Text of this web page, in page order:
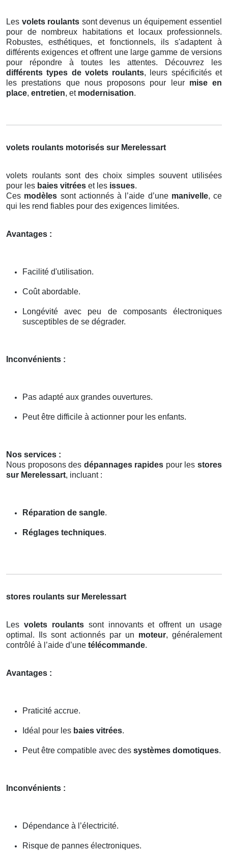
Les volets roulants sont devenus un équipement essentiel
pour de nombreux habitations et locaux professionnels.
Robustes, esthétiques, et fonctionnels, ils s'adaptent à
différents exigences et offrent une large gamme de versions
pour répondre à toutes les attentes. Découvrez les
différents types de volets roulants, leurs spécificités et
les prestations que nous proposons pour leur mise en
place, entretien, et modernisation.
volets roulants motorisés sur Merelessart
volets roulants sont des choix simples souvent utilisées
pour les baies vitrées et les issues.
Ces modèles sont actionnés à l’aide d’une manivelle, ce
qui les rend fiables pour des exigences limitées.
Avantages :
Facilité d'utilisation.
Coût abordable.
Longévité avec peu de composants électroniques
susceptibles de se dégrader.
Inconvénients :
Pas adapté aux grandes ouvertures.
Peut être difficile à actionner pour les enfants.
Nos services :
Nous proposons des dépannages rapides pour lesstores
sur Merelessart, incluant :
Réparation de sangle.
Réglages techniques.
stores roulants sur Merelessart
Les volets roulantssont innovants et offrent un usage
optimal. Ils sont actionnés par un moteur, généralement
contrôlé à l’aide d’une télécommande.
Avantages :
Praticité accrue.
Idéal pour les baies vitrées.
Peut être compatible avec des systèmes domotiques.
Inconvénients :
Dépendance à l’électricité.
Risque de pannes électroniques.